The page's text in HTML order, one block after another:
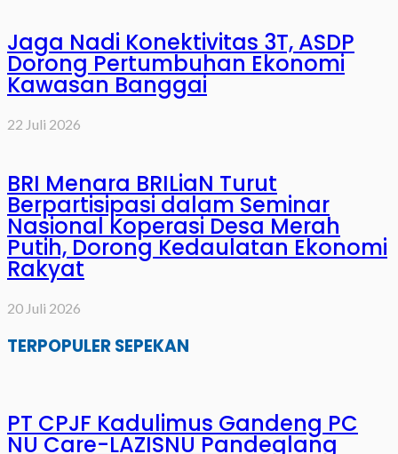
Jaga Nadi Konektivitas 3T, ASDP
Dorong Pertumbuhan Ekonomi
Kawasan Banggai
22 Juli 2026
BRI Menara BRILiaN Turut
Berpartisipasi dalam Seminar
Nasional Koperasi Desa Merah
Putih, Dorong Kedaulatan Ekonomi
Rakyat
20 Juli 2026
TERPOPULER SEPEKAN
PT CPJF Kadulimus Gandeng PC
NU Care-LAZISNU Pandeglang